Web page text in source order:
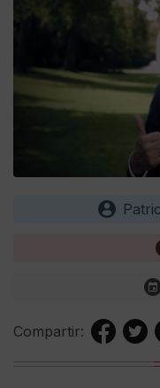
Compartir: